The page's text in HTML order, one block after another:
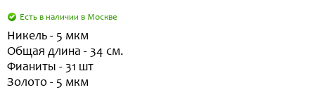
Есть в наличии в Москве
Никель - 5 мкм
Общая длина - 34 см.
Фианиты - 31 шт
Золото - 5 мкм